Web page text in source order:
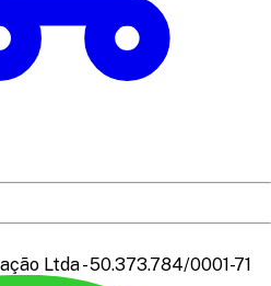
Ltda - 50.373.784/0001-71